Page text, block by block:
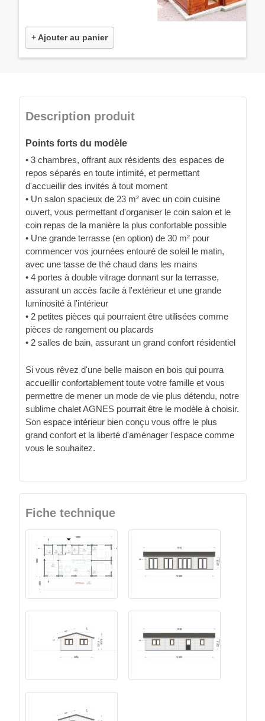
+ Ajouter au panier
Description produit
Points forts du modèle
• 3 chambres, offrant aux résidents des espaces de
repos séparés en toute intimité, et permettant
d'accueillir des invités à tout moment
• Un salon spacieux de 23 m² avec un coin cuisine
ouvert, vous permettant d'organiser le coin salon et le
coin repas de la manière la plus confortable possible
• Une grande terrasse (en option) de 30 m² pour
commencer vos journées entouré de soleil le matin,
avec une tasse de thé chaud dans les mains
• 4 portes à double vitrage donnant sur la terrasse,
assurant un accès facile à l'extérieur et une grande
luminosité à l'intérieur
• 2 petites pièces qui pourraient être utilisées comme
pièces de rangement ou placards
• 2 salles de bain, assurant un grand confort résidentiel
Si vous rêvez d'une belle maison en bois qui pourra
accueillir confortablement toute votre famille et vous
permettre de mener un mode de vie plus détendu, notre
sublime chalet AGNES pourrait être le modèle à choisir.
Son espace intérieur bien conçu vous offre le plus
grand confort et la liberté d'aménager l'espace comme
vous le souhaitez.
Fiche technique